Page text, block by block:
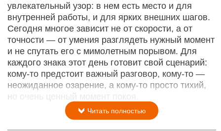
увлекательный узор: в нем есть место и для
внутренней работы, и для ярких внешних шагов.
Сегодня многое зависит не от скорости, а от
точности — от умения разглядеть нужный момент
и не спутать его с мимолетным порывом. Для
каждого знака этот день готовит свой сценарий:
кому‑то предстоит важный разговор, кому‑то —
неожиданное озарение, а кому‑то просто тихий,
но очень ценный момент покоя.
Читать полностью